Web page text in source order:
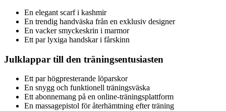
En elegant scarf i kashmir
En trendig handväska från en exklusiv designer
En vacker smyckeskrin i marmor
Ett par lyxiga handskar i fårskinn
Julklappar till den träningsentusiasten
Ett par högpresterande löparskor
En snygg och funktionell träningsväska
Ett abonnemang på en online-träningsplattform
En massagepistol för återhämtning efter träning